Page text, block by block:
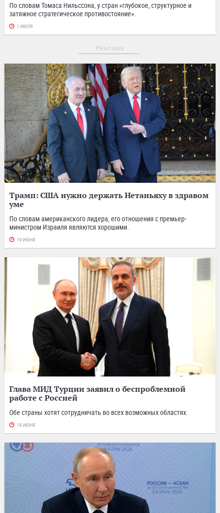
По словам Томаса Нильссона, у стран «глубокое, структурное и
затяжное стратегическое противостояние».
1 ИЮЛЯ
Реклама
Трамп: США нужно держать Нетаньяху в здравом
уме
По словам американского лидера, его отношения с премьер-
министром Израиля являются хорошими.
19 ИЮНЯ
Глава МИД Турции заявил о беспроблемной
работе с Россией
Обе страны хотят сотрудничать во всех возможных областях.
18 ИЮНЯ